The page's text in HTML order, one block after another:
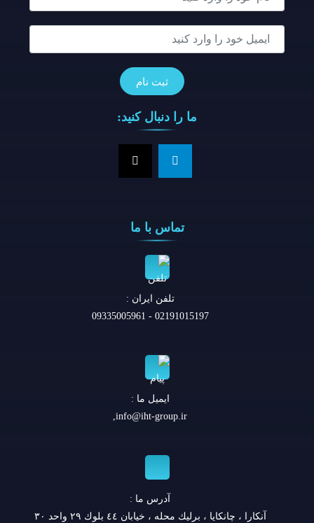
ما را دنبال کنید:
تماس با ما
تلفن ايران :
02191015197 - 09335005961
ایمیل ما :
info@iht-group.ir
,
آدرس ما :
آنكارا ، چانكايا ، برليك محله ، خيابان ٤٤ بلوك ٢٩ واحد ٣٠